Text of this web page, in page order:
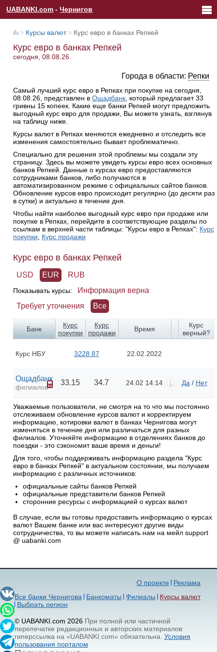
UABANKI.com -Чернигов
Курсы валют Курс евро в банках Репкей
Курс евро в банках Репкей
сегодня, 08.08.26.
Города в области: Репки
Самый лучший курс евро в Репках при покупке на сегодня,
08.08.26, представлен в Ощадбанк, который предлагает 33
гривны 15 копеек. Какие еще банки Репкей могут предложить
выгодный курс евро для продажи, Вы можете узнать, взглянув
на таблицу ниже.
Курсы валют в Репках меняются ежедневно и отследить все
изменения самостоятельно бывает проблематично.
Специально для решения этой проблемы мы создали эту
страницу. Здесь вы можете увидеть курсы евро всех основных
банков Репкей. Данные о курсах евро предоставляются
сотрудниками банков, либо получаются в
автоматизированном режиме с официальных сайтов банков.
Обновление курсов евро происходит регулярно (до десяти раз
в сутки) и актуально в течение дня.
Чтобы найти наиболее выгодный курс евро при продаже или
покупке в Репках, перейдите в соответствующие разделы по
ссылкам в верхней части таблицы: "Курсы евро в Репках": Курс
покупки
Курс продажи
Курс евро в банках Репкей
USD EUR RUB
Показывать курсы:
Информация верна
Требует уточнения
Все
Банк
Курс
покупки
Курс
продажи
Время
Курс
верный?
Курс НБУ 3228.87 22.02.2022
Ощадбанк
филиалов
33.15 34.7 24.02 14:14 Да / Нет
Уважаемые пользователи, не смотря на то что мы постоянно
отслеживаем обновление курсов валют и корректируем
информацию, котировки валют в банках Чернигова могут
изменяться в течение дня или различаться для разных
филиалов. Уточняйте информацию в отделениях банков до
поездки - это сэкономит ваше время и деньги!
Для того, чтобы поддерживать информацию раздела "Курс
евро в банках Репкей" в актуальном состоянии, мы получаем
информацию с различных источников:
официальные сайты банков Репкей
официальные представители банков Репкей
сторонние ресурсы с информацией о курсах валют
В случае, если вы готовы предоставить информацию о курсах
валют Вашем банке или вас интересуют другие виды
сотрудничества, то вы можете написать нам на мейл support
@ uabanki.com
Реклама
О проекте
Все банки Чернигова
Банкоматы Филиалы
Курсы валют
Выбрать регион
© UABANKI.com 2026 При полной или частичной
перепечатке редакционных и авторских материалов
гиперссылка на «UABANKI.com» обязательна. Условия
пользования порталом